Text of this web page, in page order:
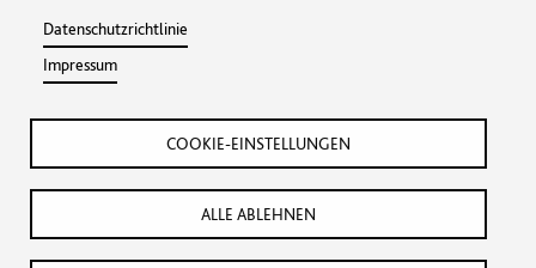
Datenschutzrichtlinie
Impressum
COOKIE-EINSTELLUNGEN
ALLE ABLEHNEN
Footer
Menü
Cookie-Einstellungen Datenschutz